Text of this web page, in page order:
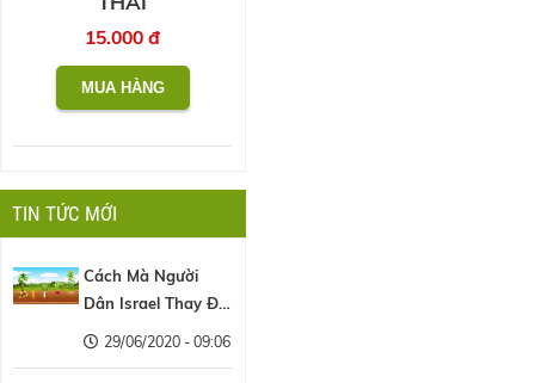
15.000 đ
TIN TỨC MỚI
Cách Mà Người
Dân Israel Thay Đổi
Nền Nông Nghiệp
29/06/2020 - 09:06